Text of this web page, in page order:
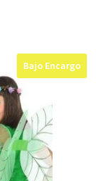
Bajo Encargo